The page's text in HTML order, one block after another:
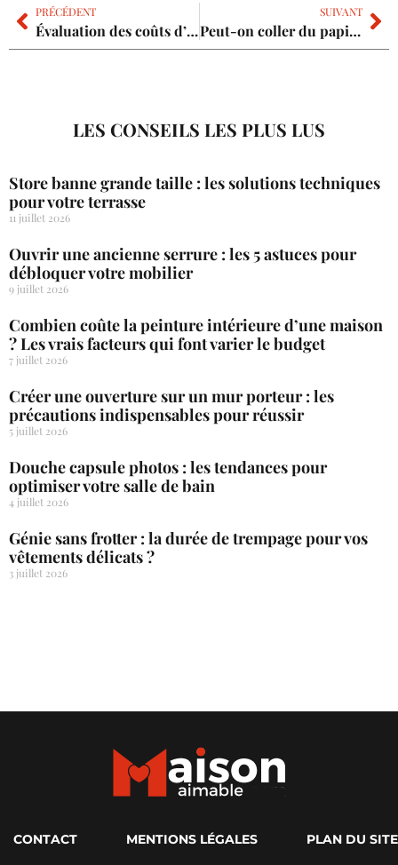
PRÉCÉDENT
Évaluation des coûts d’un débarras professionnel pour votre maison : un aperçu détaillé
SUIVANT
Peut-on coller du papier peint sur du papier peint ? Les astuces pour rafraîchir votre décoration
LES CONSEILS LES PLUS LUS
Store banne grande taille : les solutions techniques
pour votre terrasse
11 juillet 2026
Ouvrir une ancienne serrure : les 5 astuces pour
débloquer votre mobilier
9 juillet 2026
Combien coûte la peinture intérieure d’une maison
? Les vrais facteurs qui font varier le budget
7 juillet 2026
Créer une ouverture sur un mur porteur : les
précautions indispensables pour réussir
5 juillet 2026
Douche capsule photos : les tendances pour
optimiser votre salle de bain
4 juillet 2026
Génie sans frotter : la durée de trempage pour vos
vêtements délicats ?
3 juillet 2026
CONTACT MENTIONS LÉGALES PLAN DU SITE